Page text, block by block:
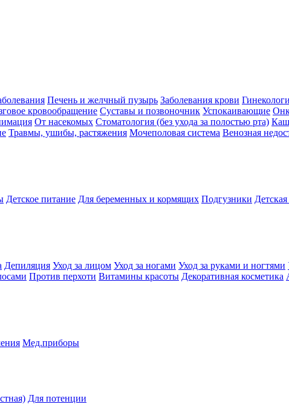
Печень и желчный пузырь Заболевания крови
кровообращение Суставы и позвоночник Успокаивающие
От насекомых Стоматология (без ухода за полостью рта)
Травмы, ушибы, растяжения Мочеполовая система Венозная
Детское питание Для беременных и кормящих Подгузники
Депиляция Уход за лицом Уход за ногами Уход за руками и ногтями
Против перхоти Витамины красоты Декоративная косметика
Мед.приборы
Для потенции